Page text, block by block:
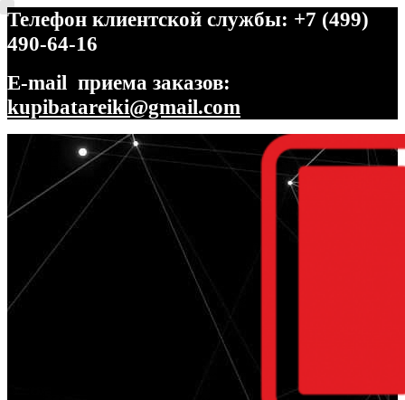
Телефон клиентской службы: +7 (499)
490-64-16
E-mail приема заказов:
kupibatareiki@gmail.com
Перейти
навигации
Перейти
содержимому